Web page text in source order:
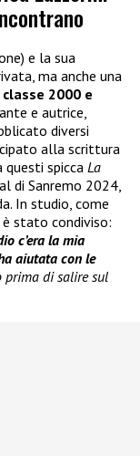
e la sua
ma anche una
classe 2000 e
e autrice,
diversi
alla scrittura
questi spicca La
di Sanremo 2024,
In studio, come
stato condiviso:
c’era la mia
aiutata con le
prima di salire sul